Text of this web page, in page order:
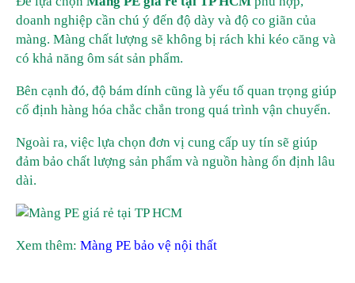
doanh nghiệp cần chú ý đến độ dày và độ co giãn của
màng. Màng chất lượng sẽ không bị rách khi kéo căng và
có khả năng ôm sát sản phẩm.
Bên cạnh đó, độ bám dính cũng là yếu tố quan trọng giúp
cố định hàng hóa chắc chắn trong quá trình vận chuyển.
Ngoài ra, việc lựa chọn đơn vị cung cấp uy tín sẽ giúp
đảm bảo chất lượng sản phẩm và nguồn hàng ổn định lâu
dài.
Xem thêm: Màng PE bảo vệ nội thất